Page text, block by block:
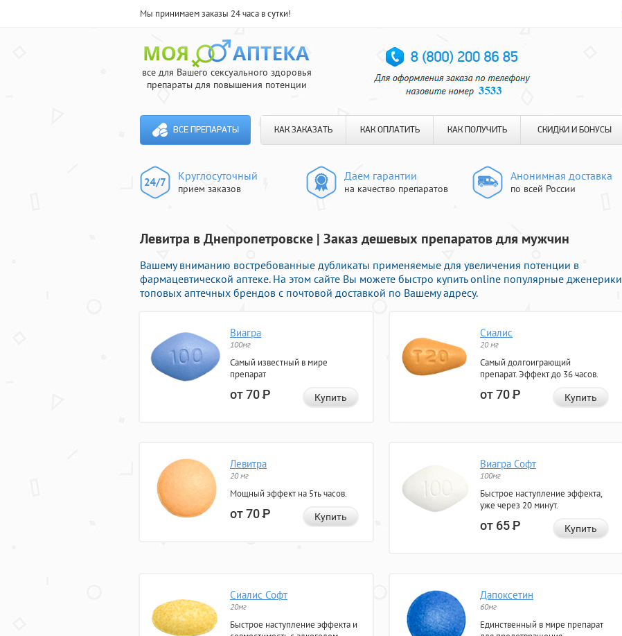
Мы принимаем заказы 24 часа в сутки!
все для Вашего сексуального здоровья
препараты для повышения потенции
ВСЕ ПРЕПАРАТЫ КАК ЗАКАЗАТЬ КАК ОПЛАТИТЬ КАК ПОЛУЧИТЬ СКИДКИ И БОНУСЫ
Круглосуточный
прием заказов
Даем гарантии
на качество препаратов
Анонимная доставка
по всей России
Левитра в Днепропетровске | Заказ дешевых препаратов для мужчин
Вашему вниманию востребованные дубликаты применяемые для увеличения потенции в
фармацевтической аптеке. На этом сайте Вы можете быстро купить online популярные дженерики
топовых аптечных брендов с почтовой доставкой по Вашему адресу.
Виагра
100мг
Самый известный в мире
препарат
от 70Р Купить
Сиалис
20 мг
Самый долгоиграющий
препарат. Эффект до 36 часов.
от 70Р Купить
Левитра
20 мг
Мощный эффект на 5ть часов.
от 70Р Купить
Виагра Софт
100мг
Быстрое наступление эффекта,
уже через 20 минут.
от 65Р Купить
Сиалис Софт
20мг
Быстрое наступление эффекта и
Дапоксетин
60мг
Единственный в мире препарат